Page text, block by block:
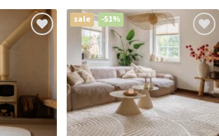
sale -51%